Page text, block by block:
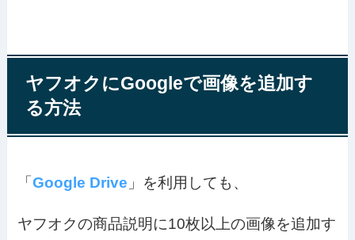
ヤフオクにGoogleで画像を追加す
る方法
「Google Drive 」を利用しても、
ヤフオクの商品説明に10枚以上の画像を追加す